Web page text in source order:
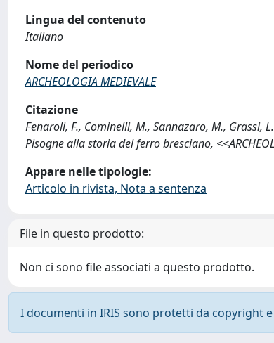
Lingua del contenuto
Italiano
Nome del periodico
ARCHEOLOGIA MEDIEVALE
Citazione
Fenaroli, F., Cominelli, M., Sannazaro, M., Grassi,
Pisogne alla storia del ferro bresciano,
Appare nelle tipologie:
Articolo in rivista, Nota a sentenza
File in questo prodotto:
Non ci sono file associati a questo prodotto.
I documenti in IRIS sono protetti da copyright